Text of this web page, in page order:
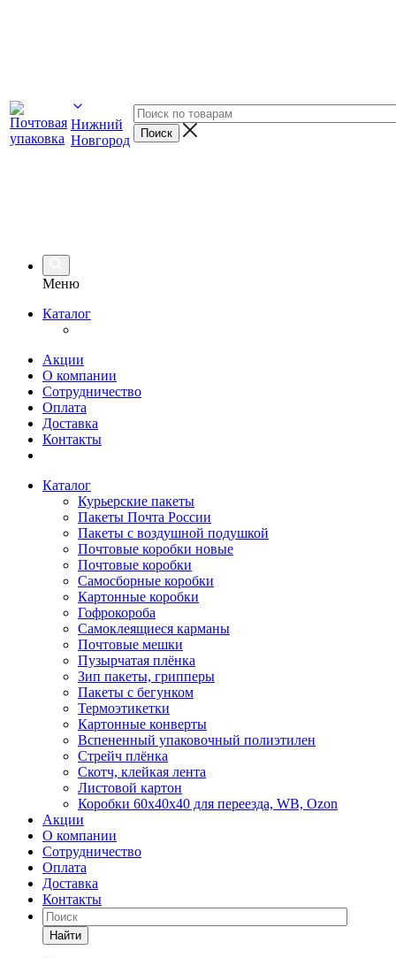
Нижний
Новгород
Меню
Каталог
Акции
О компании
Сотрудничество
Оплата
Доставка
Контакты
Каталог
Курьерские пакеты
Пакеты Почта России
Пакеты с воздушной подушкой
Почтовые коробки новые
Почтовые коробки
Самосборные коробки
Картонные коробки
Гофрокороба
Самоклеящиеся карманы
Почтовые мешки
Пузырчатая плёнка
Зип пакеты, грипперы
Пакеты с бегунком
Термоэтикетки
Картонные конверты
Вспененный упаковочный полиэтилен
Стрейч плёнка
Скотч, клейкая лента
Листовой картон
Коробки 60х40х40 для переезда, WB, Ozon
Акции
О компании
Сотрудничество
Оплата
Доставка
Контакты
Найти